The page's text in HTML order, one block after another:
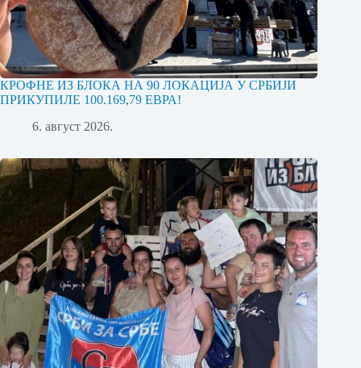
КРОФНЕ ИЗ БЛОКА НА 90 ЛОКАЦИЈА У СРБИЈИ
ПРИКУПИЛЕ 100.169,79 ЕВРА!
6. август 2026.